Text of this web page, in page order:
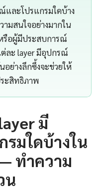
และโปรแกรมใดบ้าง
มสนใจอย่างมากใน
รือผู้มีประสบการณ์
ต่ละ layer มีอุปกรณ์
ย่างลึกซึ้งจะช่วยให้
ะสิทธิภาพ
มี
มใดบ้างใน
ทำความ
น